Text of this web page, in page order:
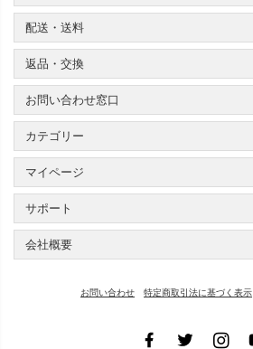
配送・送料
返品・交換
お問い合わせ窓口
カテゴリー
マイページ
サポート
会社概要
お問い合わせ 特定商取引法に基づく表示